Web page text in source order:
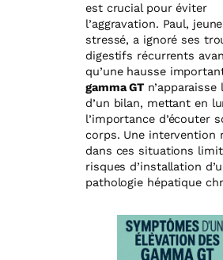
est crucial pour éviter
l’aggravation. Paul,
stressé, a ignoré ses
digestifs récurrents
qu’une hausse
gamma GTn’apparaisse
d’un bilan, mettant en
l’importance d’écouter
corps. Une intervention
dans ces situations
risques d’installation
pathologie hépatique